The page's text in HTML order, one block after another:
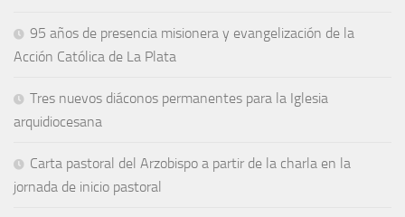
95 años de presencia misionera y evangelización de la
Acción Católica de La Plata
Tres nuevos diáconos permanentes para la Iglesia
arquidiocesana
Carta pastoral del Arzobispo a partir de la charla en la
jornada de inicio pastoral